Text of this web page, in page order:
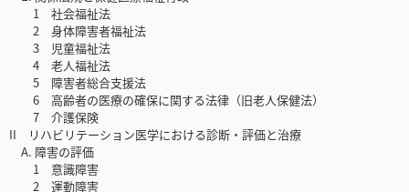
1 社会福祉法
2 身体障害者福祉法
3 児童福祉法
4 老人福祉法
5 障害者総合支援法
6 高齢者の医療の確保に関する法律（旧老人保健法）
7 介護保険
II リハビリテーション医学における診断・評価と治療
A. 障害の評価
1 意識障害
2 運動障害